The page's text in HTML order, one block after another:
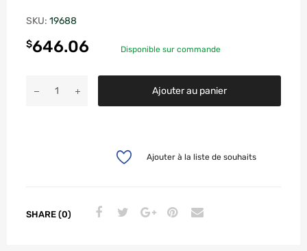
SKU: 19688
$646.06 Disponible sur commande
Ajouter au panier
Ajouter à la liste de souhaits
SHARE (0)